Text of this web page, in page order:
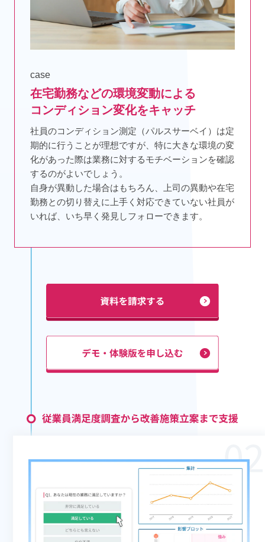
case
在宅勤務などの環境変動による
コンディション変化をキャッチ
社員のコンディション測定（パルスサーベイ）は定
期的に行うことが理想ですが、特に大きな環境の変
化があった際は業務に対するモチベーションを確認
するのがよいでしょう。
自身が異動した場合はもちろん、上司の異動や在宅
勤務との切り替えに上手く対応できていない社員が
いれば、いち早く発見しフォローできます。